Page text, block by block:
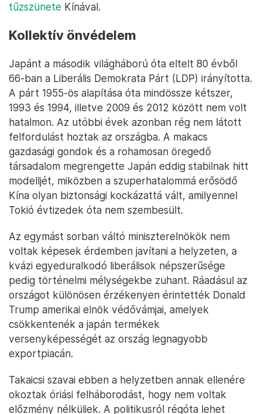
tűzszünete Kínával.
Kollektív önvédelem
Japánt a második világháború óta eltelt 80 évből
66-ban a Liberális Demokrata Párt (LDP) irányította.
A párt 1955-ös alapítása óta mindössze kétszer,
1993 és 1994, illetve 2009 és 2012 között nem volt
hatalmon. Az utóbbi évek azonban rég nem látott
felfordulást hoztak az országba. A makacs
gazdasági gondok és a rohamosan öregedő
társadalom megrengette Japán eddig stabilnak hitt
modelljét, miközben a szuperhatalommá erősödő
Kína olyan biztonsági kockázattá vált, amilyennel
Tokió évtizedek óta nem szembesült.
Az egymást sorban váltó miniszterelnökök nem
voltak képesek érdemben javítani a helyzeten, a
kvázi egyeduralkodó liberálisok népszerűsége
pedig történelmi mélységekbe zuhant. Ráadásul az
országot különösen érzékenyen érintették Donald
Trump amerikai elnök védővámjai, amelyek
csökkentenék a japán termékek
versenyképességét az ország legnagyobb
exportpiacán.
Takaicsi szavai ebben a helyzetben annak ellenére
okoztak óriási felháborodást, hogy nem voltak
előzmény nélküliek. A politikusról régóta lehet